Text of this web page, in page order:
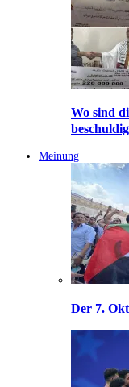
Wo sind
Meinung
Der 7.